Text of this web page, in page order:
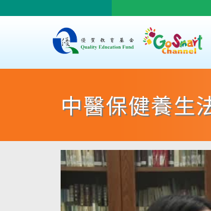
中醫保健養生